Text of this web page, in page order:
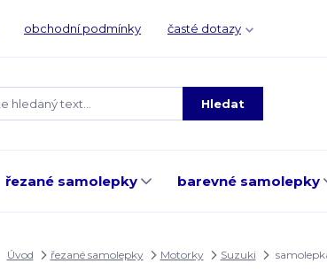
obchodní podmínky časté dotazy
Hledat
řezané samolepky barevné samolepky
Úvod řezané samolepky Motorky Suzuki